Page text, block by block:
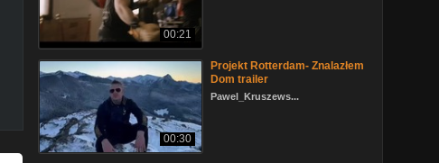
00:21
00:30
Projekt Rotterdam- Znalazłem
Dom trailer
Pawel_Kruszews...